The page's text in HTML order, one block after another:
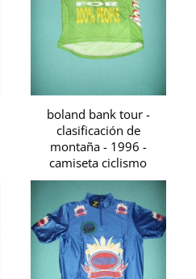
boland bank tour -
clasificación de
montaña - 1996 -
camiseta ciclismo